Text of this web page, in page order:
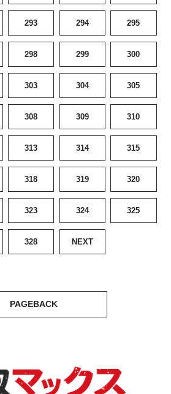
293 294 295
298 299 300
303 304 305
308 309 310
313 314 315
318 319 320
323 324 325
328 NEXT
PAGEBACK